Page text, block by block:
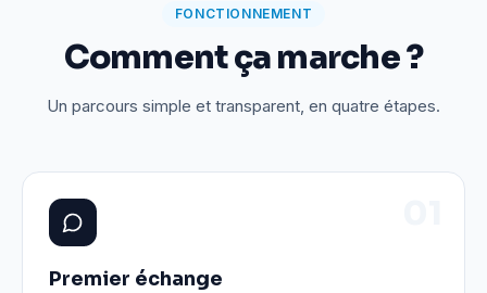
FONCTIONNEMENT
Comment ça marche ?
Un parcours simple et transparent, en quatre étapes.
Premier échange